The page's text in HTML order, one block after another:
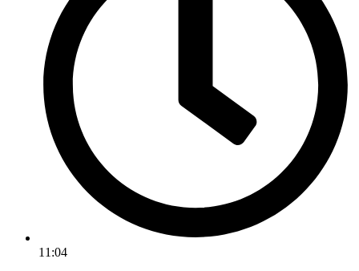
11:04